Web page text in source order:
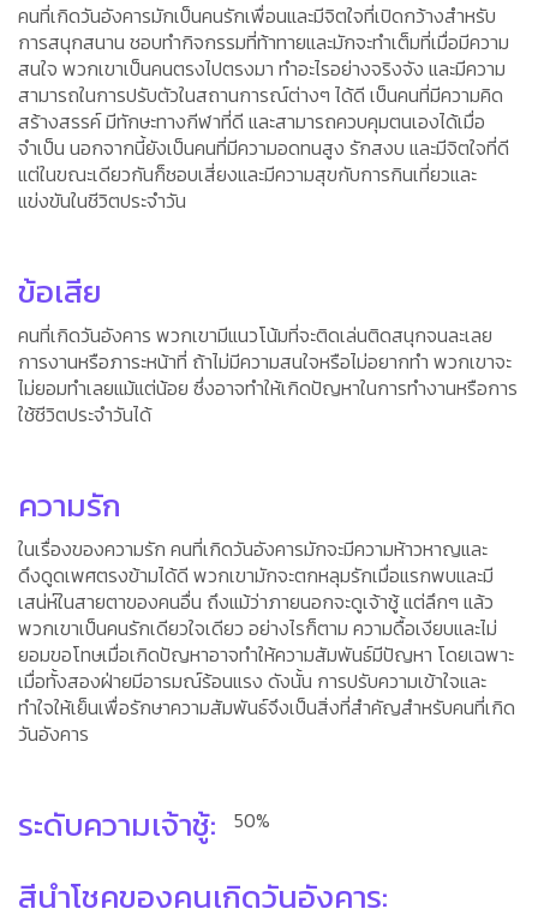
คนที่เกิดวันอังคารมักเป็นคนรักเพื่อนและมีจิตใจที่เปิดกว้างสำหรับ
การสนุกสนาน ชอบทำกิจกรรมที่ท้าทายและมักจะทำเต็มที่เมื่อมีความ
สนใจ พวกเขาเป็นคนตรงไปตรงมา ทำอะไรอย่างจริงจัง และมีความ
สามารถในการปรับตัวในสถานการณ์ต่างๆ ได้ดี เป็นคนที่มีความคิด
สร้างสรรค์ มีทักษะทางกีฬาที่ดี และสามารถควบคุมตนเองได้เมื่อ
จำเป็น นอกจากนี้ยังเป็นคนที่มีความอดทนสูง รักสงบ และมีจิตใจที่ดี
แต่ในขณะเดียวกันก็ชอบเสี่ยงและมีความสุขกับการกินเที่ยวและ
แข่งขันในชีวิตประจำวัน
ข้อเสีย
คนที่เกิดวันอังคาร พวกเขามีแนวโน้มที่จะติดเล่นติดสนุกจนละเลย
การงานหรือภาระหน้าที่ ถ้าไม่มีความสนใจหรือไม่อยากทำ พวกเขาจะ
ไม่ยอมทำเลยแม้แต่น้อย ซึ่งอาจทำให้เกิดปัญหาในการทำงานหรือการ
ใช้ชีวิตประจำวันได้
ความรัก
ในเรื่องของความรัก คนที่เกิดวันอังคารมักจะมีความห้าวหาญและ
ดึงดูดเพศตรงข้ามได้ดี พวกเขามักจะตกหลุมรักเมื่อแรกพบและมี
เสน่ห์ในสายตาของคนอื่น ถึงแม้ว่าภายนอกจะดูเจ้าชู้ แต่ลึกๆ แล้ว
พวกเขาเป็นคนรักเดียวใจเดียว อย่างไรก็ตาม ความดื้อเงียบและไม่
ยอมขอโทษเมื่อเกิดปัญหาอาจทำให้ความสัมพันธ์มีปัญหา โดยเฉพาะ
เมื่อทั้งสองฝ่ายมีอารมณ์ร้อนแรง ดังนั้น การปรับความเข้าใจและ
ทำใจให้เย็นเพื่อรักษาความสัมพันธ์จึงเป็นสิ่งที่สำคัญสำหรับคนที่เกิด
วันอังคาร
ระดับความเจ้าชู้: 50%
สีนำโชคของคนเกิดวันอังคาร: